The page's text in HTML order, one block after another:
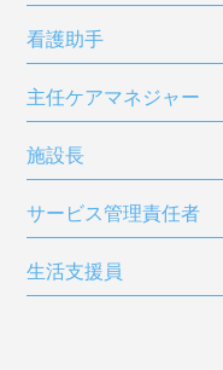
看護助手
主任ケアマネジャー
施設長
サービス管理責任者
生活支援員